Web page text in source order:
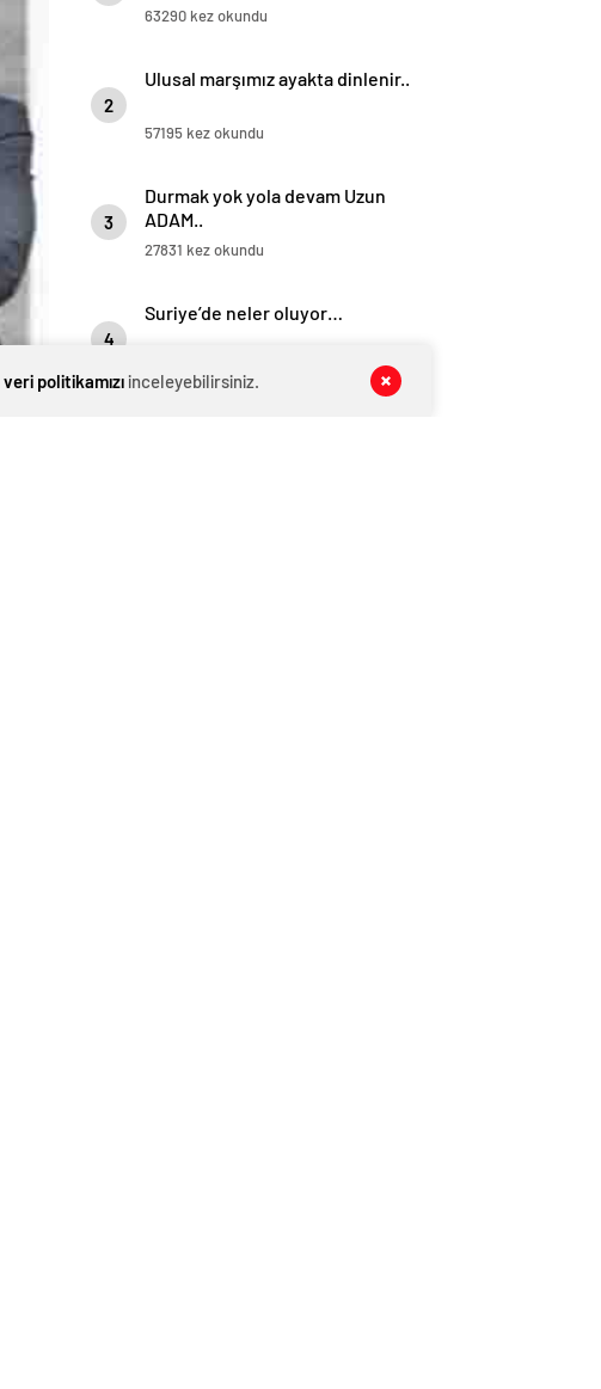
kızı işte babası
63290 kez okundu
2
Ulusal marşımız ayakta dinlenir..
57195 kez okundu
3
Durmak yok yola devam Uzun
ADAM..
27831 kez okundu
4
Suriye’de neler oluyor…
veri politikamızıinceleyebilirsiniz.